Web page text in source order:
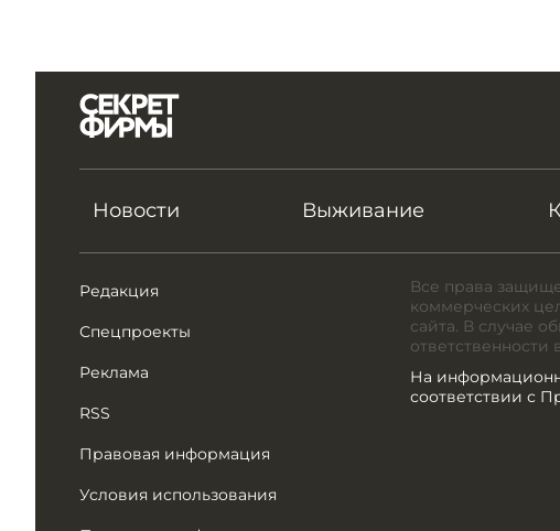
Новости Выживание
Редакция
Спецпроекты
Реклама
RSS
Правовая информация
Условия использования
Все права
коммерческих
сайта. В случае
На
соответствии с